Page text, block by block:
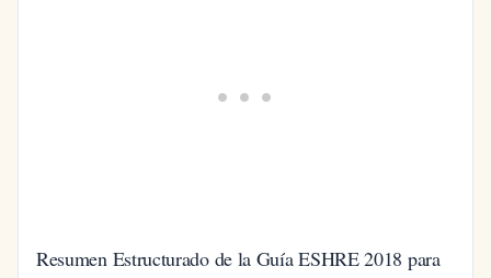
Resumen Estructurado de la Guía ESHRE 2018 para